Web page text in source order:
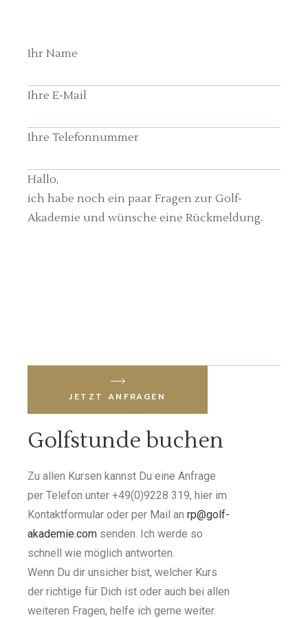
Ihr Name
Ihre E-Mail
Ihre Telefonnummer
JETZT ANFRAGEN
Golfstunde buchen
Zu allen Kursen kannst Du eine Anfrage
per Telefon unter +49(0)9228 319, hier im
Kontaktformular oder per Mail anrp@golf-
akademie.com senden. Ich werde so
schnell wie möglich antworten.
Wenn Du dir unsicher bist, welcher Kurs
der richtige für Dich ist oder auch bei allen
weiteren Fragen, helfe ich gerne weiter.